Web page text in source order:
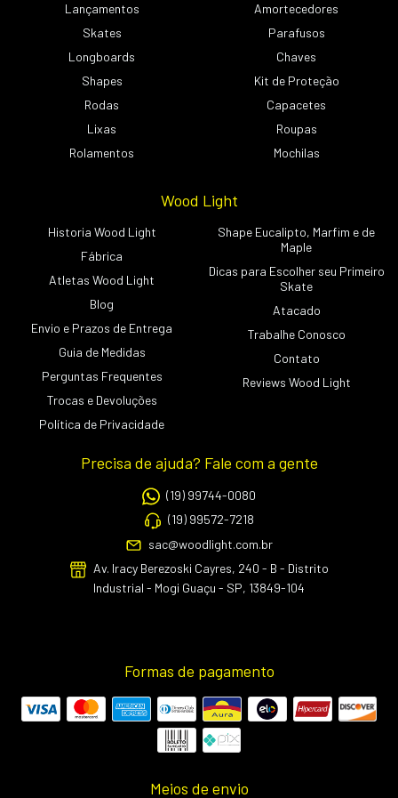
Lançamentos
Skates
Longboards
Shapes
Rodas
Lixas
Rolamentos
Amortecedores
Parafusos
Chaves
Kit de Proteção
Capacetes
Roupas
Mochilas
Wood Light
Historia Wood Light
Fábrica
Atletas Wood Light
Blog
Envio e Prazos de Entrega
Guia de Medidas
Perguntas Frequentes
Trocas e Devoluções
Política de Privacidade
Shape Eucalipto, Marfim e de
Maple
Dicas para Escolher seu Primeiro
Skate
Atacado
Trabalhe Conosco
Contato
Reviews Wood Light
Precisa de ajuda? Fale com a gente
(19) 99744-0080
(19) 99572-7218
sac@woodlight.com.br
Av. Iracy Berezoski Cayres, 240 - B - Distrito
Industrial - Mogi Guaçu - SP, 13849-104
Formas de pagamento
Meios de envio